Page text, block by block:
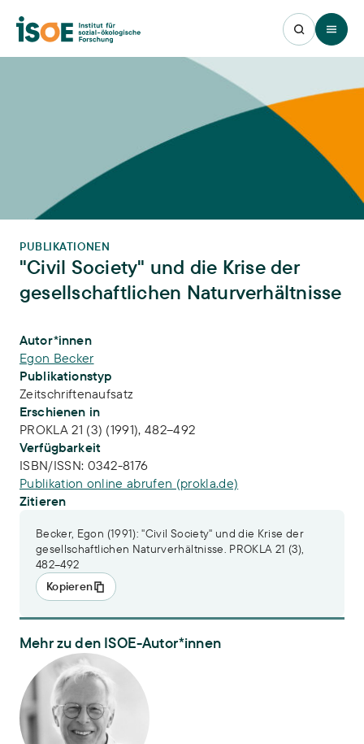
Open
PUBLIKATIONEN
"Civil Society" und die Krise der
gesellschaftlichen Naturverhältnisse
Publikations-Infos
Autor*innen
Egon Becker
Publikationstyp
Zeitschriftenaufsatz
Erschienen in
PROKLA 21 (3) (1991), 482–492
Verfügbarkeit
ISBN/ISSN: 0342-8176
Publikation online abrufen (prokla.de)
Zitieren
Becker, Egon (1991): "Civil Society" und die Krise der
gesellschaftlichen Naturverhältnisse. PROKLA 21 (3),
482–492
Kopieren
Mehr zu den ISOE-Autor*innen
Prof. Dr. Egon Becker